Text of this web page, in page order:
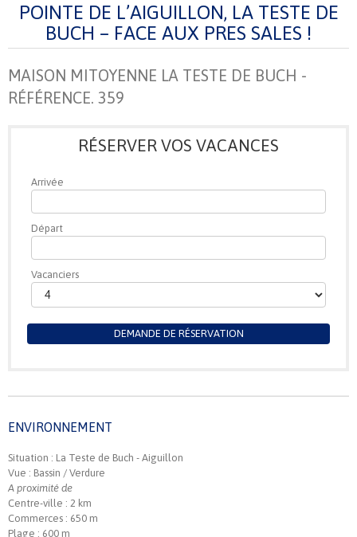
POINTE DE L’AIGUILLON, LA TESTE DE
BUCH – FACE AUX PRES SALES !
MAISON MITOYENNE LA TESTE DE BUCH -
RÉFÉRENCE. 359
RÉSERVER VOS VACANCES
Arrivée
Départ
Vacanciers
DEMANDE DE RÉSERVATION
ENVIRONNEMENT
Situation : La Teste de Buch - Aiguillon
Vue : Bassin / Verdure
A proximité de
Centre-ville : 2 km
Commerces : 650 m
Plage : 600 m